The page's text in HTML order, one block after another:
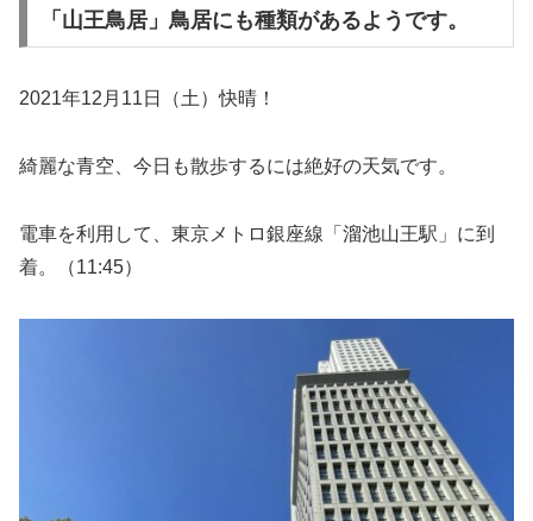
「山王鳥居」鳥居にも種類があるようです。
2021年12月11日（土）快晴！
綺麗な青空、今日も散歩するには絶好の天気です。
電車を利用して、東京メトロ銀座線「溜池山王駅」に到
着。（11:45）